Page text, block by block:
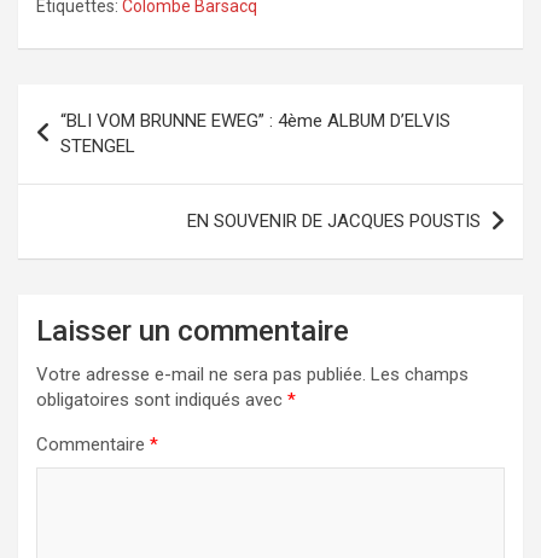
Étiquettes: Colombe Barsacq
de
l’article
“BLI VOM BRUNNE EWEG” : 4ème ALBUM D’ELVIS
STENGEL
EN SOUVENIR DE JACQUES POUSTIS
Laisser un commentaire
Votre adresse e-mail ne sera pas publiée. Les champs
obligatoires sont indiqués avec *
Commentaire *